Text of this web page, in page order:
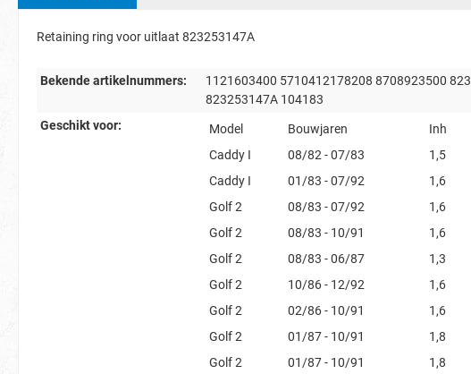
Retaining ring voor uitlaat 823253147A
Bekende artikelnummers:
1121603400 5710412178208 8708923500
823253147A 104183
Geschikt voor:
Model Bouwjaren Inh
Caddy I
08/82 - 07/83 1,5
Caddy I
01/83 - 07/92 1,6
Golf 2
08/83 - 07/92 1,6
Golf 2
08/83 - 10/91 1,6
Golf 2
08/83 - 06/87 1,3
Golf 2
10/86 - 12/92 1,6
Golf 2
02/86 - 10/91 1,6
Golf 2
01/87 - 10/91 1,8
Golf 2
01/87 - 10/91 1,8